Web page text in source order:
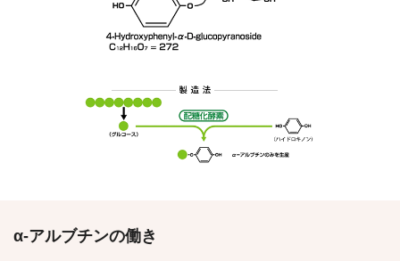
α-アルブチンの働き